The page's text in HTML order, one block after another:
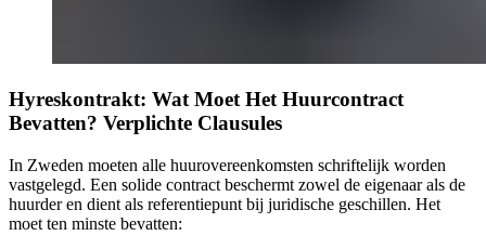
Hyreskontrakt: Wat Moet Het Huurcontract
Bevatten? Verplichte Clausules
In Zweden moeten alle huurovereenkomsten schriftelijk worden
vastgelegd. Een solide contract beschermt zowel de eigenaar als de
huurder en dient als referentiepunt bij juridische geschillen. Het
moet ten minste bevatten: